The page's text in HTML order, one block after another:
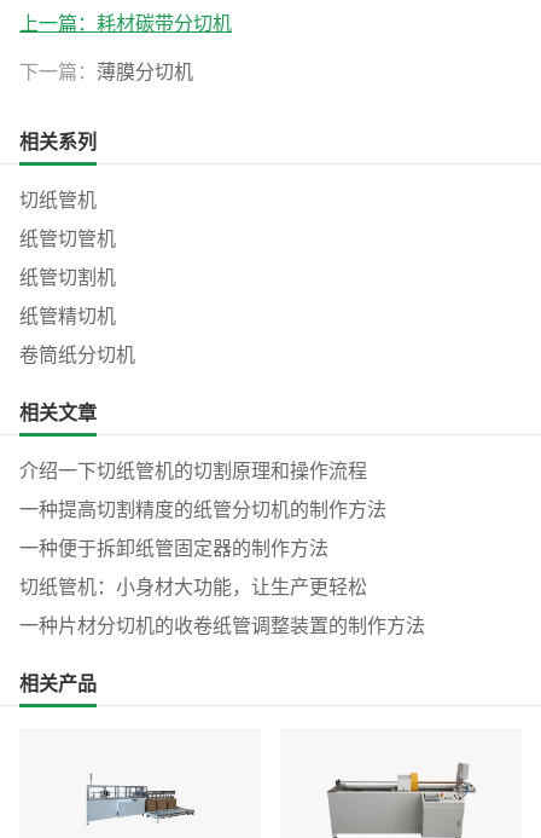
上一篇： 耗材碳带分切机
下一篇： 薄膜分切机
相关系列
切纸管机
纸管切管机
纸管切割机
纸管精切机
卷筒纸分切机
相关文章
介绍一下切纸管机的切割原理和操作流程
一种提高切割精度的纸管分切机的制作方法
一种便于拆卸纸管固定器的制作方法
切纸管机：小身材大功能，让生产更轻松
一种片材分切机的收卷纸管调整装置的制作方法
相关产品